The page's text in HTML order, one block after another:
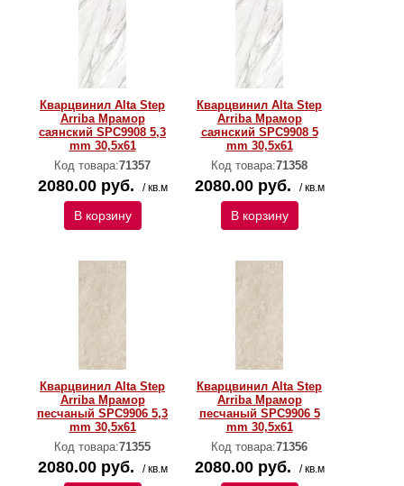
Кварцвинил Alta Step
Arriba Мрамор
саянский SPC9908 5,3
mm 30,5х61
Код товара:71357
2080.00 руб. / кв.м
В корзину
Кварцвинил Alta Step
Arriba Мрамор
саянский SPC9908 5
mm 30,5х61
Код товара:71358
2080.00 руб. / кв.м
В корзину
Кварцвинил Alta Step
Arriba Мрамор
песчаный SPC9906 5,3
mm 30,5х61
Код товара:71355
2080.00 руб. / кв.м
Кварцвинил Alta Step
Arriba Мрамор
песчаный SPC9906 5
mm 30,5х61
Код товара:71356
2080.00 руб. / кв.м